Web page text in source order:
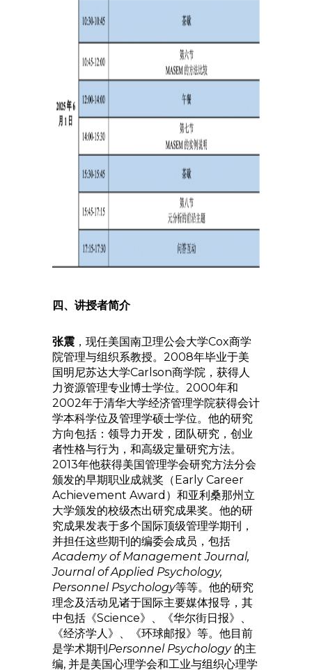
四、讲授者简介
张震 ，现任美国南卫理公会大学Cox商学
院管理与组织系教授。2008年毕业于美
国明尼苏达大学Carlson商学院，获得人
力资源管理专业博士学位。2000年和
2002年于清华大学经济管理学院获得会计
学本科学位及管理学硕士学位。他的研究
方向包括：领导力开发，团队研究，创业
者性格与行为，和高级定量研究方法。
2013年他获得美国管理学会研究方法分会
颁发的早期职业成就奖（Early Career
Achievement Award）和亚利桑那州立
大学颁发的校级杰出研究成果奖。他的研
究成果发表于多个国际顶级管理学期刊，
并担任这些期刊的编委会成员，包括
Academy of Management Journal,
Journal of Applied Psychology,
Personnel Psychology等等。他的研究
理念及活动见诸于国际主要媒体报导，其
中包括《Science》、《华尔街日报》、
《经济学人》、《环球邮报》等。他目前
是学术期刊Personnel Psychology的主
编, 并是美国心理学会和工业与组织心理学